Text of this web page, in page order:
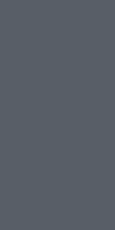
– alle Acts und unsere
der ESC-Wertung als Spiegel
Länder, ein Gastgeber – alle
Moderation zu provinziell –
chancenlos –